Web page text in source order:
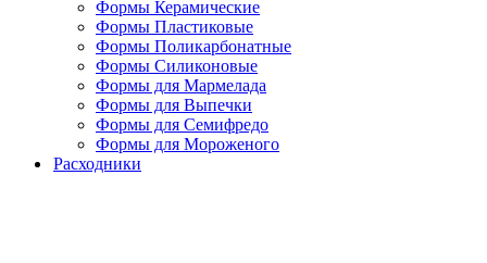
Формы Керамические
Формы Пластиковые
Формы Поликарбонатные
Формы Силиконовые
Формы для Мармелада
Формы для Выпечки
Формы для Семифредо
Формы для Мороженого
Расходники